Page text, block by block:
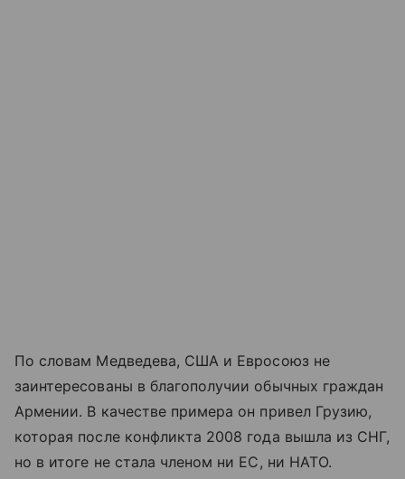
По словам Медведева, США и Евросоюз не
заинтересованы в благополучии обычных граждан
Армении. В качестве примера он привел Грузию,
которая после конфликта 2008 года вышла из СНГ,
но в итоге не стала членом ни ЕС, ни НАТО.